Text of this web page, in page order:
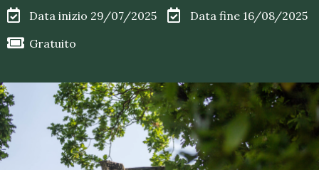
Data inizio 29/07/2025
Data fine 16/08/2025
Gratuito